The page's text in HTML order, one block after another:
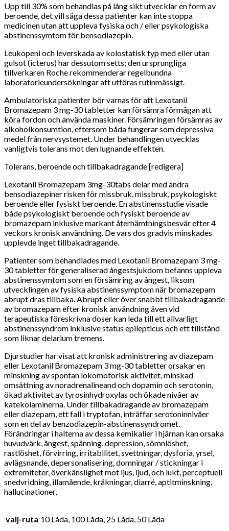
Upp till 30% som behandlas på lång sikt utvecklar en form av
beroende, det vill säga dessa patienter kan inte stoppa
medicinen utan att uppleva fysiska och / eller psykologiska
abstinenssymtom för bensodiazepin.
Leukopeni och leverskada av kolostatisk typ med eller utan
gulsot (icterus) har dessutom setts; den ursprungliga
tillverkaren Roche rekommenderar regelbundna
laboratorieundersökningar att utföras rutinmässigt.
Ambulatoriska patienter bör varnas för att Lexotanil
Bromazepam 3 mg-30 tabletter kan försämra förmågan att
köra fordon och använda maskiner. Försämringen försämras av
alkoholkonsumtion, eftersom båda fungerar som depressiva
medel från nervsystemet. Under behandlingen utvecklas
vanligtvis tolerans mot den lugnande effekten.
Tolerans, beroende och tillbakadragande [redigera]
Lexotanil Bromazepam 3mg-30tabs delar med andra
bensodiazepiner risken för missbruk, missbruk, psykologiskt
beroende eller fysiskt beroende. En abstinensstudie visade
både psykologiskt beroende och fysiskt beroende av
bromazepam inklusive markant återhämtningsbesvär efter 4
veckors kronisk användning. De vars dos gradvis minskades
upplevde inget tillbakadragande.
Patienter som behandlades med Lexotanil Bromazepam 3 mg-
30 tabletter för generaliserad ångestsjukdom befanns uppleva
abstinenssymtom som en försämring av ångest, liksom
utvecklingen av fysiska abstinenssymptom när bromazepam
abrupt dras tillbaka. Abrupt eller över snabbt tillbakadragande
av bromazepam efter kronisk användning även vid
terapeutiska föreskrivna doser kan leda till ett allvarligt
abstinenssyndrom inklusive status epilepticus och ett tillstånd
som liknar delarium tremens.
Djurstudier har visat att kronisk administrering av diazepam
eller Lexotanil Bromazepam 3 mg-30 tabletter orsakar en
minskning av spontan lokomotorisk aktivitet, minskad
omsättning av noradrenalineand och dopamin och serotonin,
ökad aktivitet av tyrosinhydroxylas och ökade nivåer av
katekolaminerna. Under tillbakadragande av bromazepam
eller diazepam, ett fall i tryptofan, inträffar serotoninnivåer
som en del av benzodiazepin-abstinenssyndromet.
Förändringar i halterna av dessa kemikalier i hjärnan kan orsaka
huvudvärk, ångest, spänning, depression, sömnlöshet,
rastlöshet, förvirring, irritabilitet, svettningar, dysforia, yrsel,
avlägsnande, depersonalisering, domningar / stickningar i
extremiteter, överkänslighet mot ljus, ljud, och lukt, perceptuell
snedvridning, illamående, kräkningar, diarré, aptitminskning,
hallucinationer,
valj-ruta 10 Låda, 100 Låda, 25 Låda, 50 Låda